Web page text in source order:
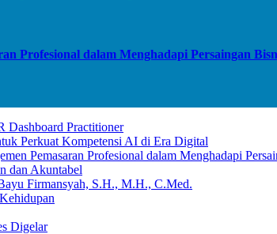
Profesional dalam Menghadapi Persaingan
Dashboard Practitioner
Perkuat Kompetensi AI di Era Digital
Pemasaran Profesional dalam Menghadapi
dan Akuntabel
Firmansyah, S.H., M.H., C.Med.
Digelar